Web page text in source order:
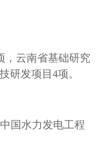
，云南省基础研究
研发项目4项。
国水力发电工程